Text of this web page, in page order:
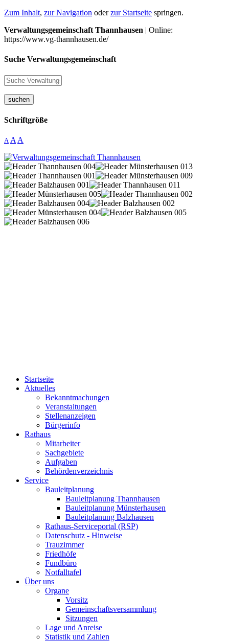
Zum Inhalt, zur Navigation oderzur Startseite springen.
Verwaltungsgemeinschaft Thannhausen | Online:
https://www.vg-thannhausen.de/
Suche Verwaltungsgemeinschaft
suchen
Schriftgröße
A A A
Startseite
Aktuelles
Bekanntmachungen
Veranstaltungen
Stellenanzeigen
Bürgerinfo
Rathaus
Mitarbeiter
Sachgebiete
Aufgaben
Behördenverzeichnis
Service
Bauleitplanung
Bauleitplanung Thannhausen
Bauleitplanung Münsterhausen
Bauleitplanung Balzhausen
Rathaus-Serviceportal (RSP)
Datenschutz - Hinweise
Trauzimmer
Friedhöfe
Fundbüro
Notfalltafel
Über uns
Organe
Vorsitz
Gemeinschaftsversammlung
Sitzungen
Lage und Anreise
Statistik und Zahlen